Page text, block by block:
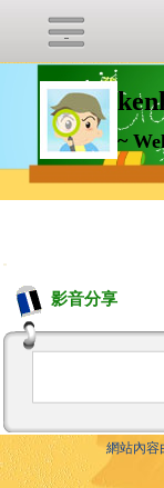
~
:::
影音分享
網站內